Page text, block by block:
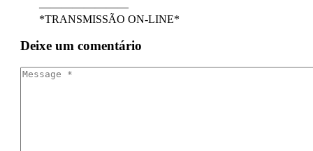
————————
*TRANSMISSÃO ON-LINE*
Deixe um comentário